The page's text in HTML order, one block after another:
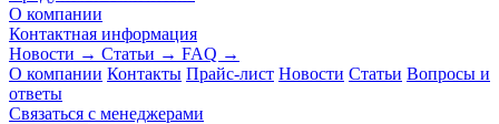
О компании
Контактная информация
Новости → Статьи → FAQ →
О компании Контакты Прайс-лист Новости Статьи Вопросы и
ответы
Связаться с менеджерами